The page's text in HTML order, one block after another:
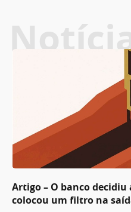
Artigo – O banco
colocou um filtro na